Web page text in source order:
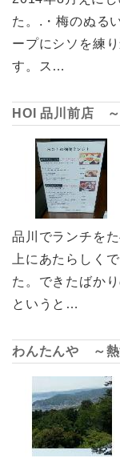
た。.・梅のぬる
ープにシソを練
す。ス…
HOI 品川前店
品川でランチを
上にあたらしく
た。できたばか
というと…
わんたんや ～